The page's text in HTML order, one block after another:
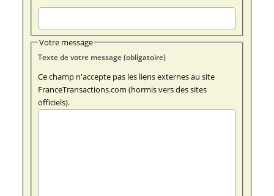
Votre message
Texte de votre message (obligatoire)
Ce champ n'accepte pas les liens externes au site
FranceTransactions.com (hormis vers des sites
officiels).